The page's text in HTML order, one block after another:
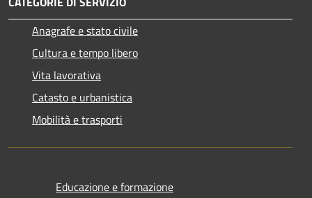
Anagrafe e stato civile
Cultura e tempo libero
Vita lavorativa
Catasto e urbanistica
Mobilità e trasporti
Educazione e formazione